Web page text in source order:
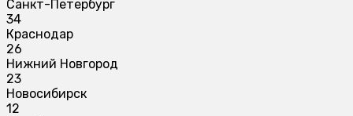
Санкт-Петербург
34
Краснодар
26
Нижний Новгород
23
Новосибирск
12